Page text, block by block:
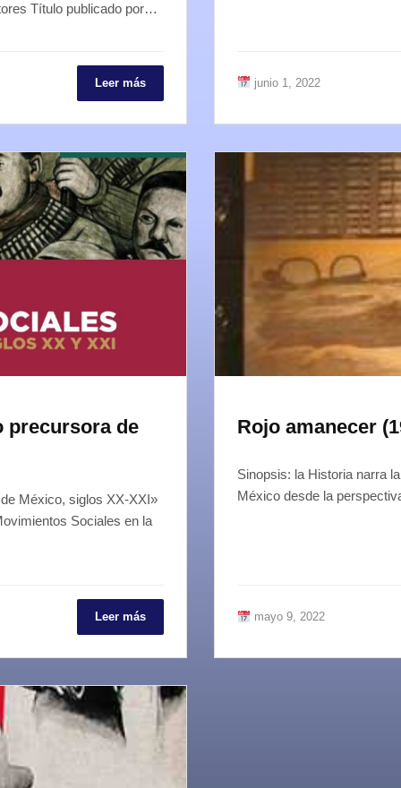
Título publicado por…
Leer más junio 1, 2022
precursora de
México, siglos XX-XXI»
Sociales en la
Leer más
Rojo amanecer
Sinopsis: la Historia narra
México desde la
mayo 9, 2022